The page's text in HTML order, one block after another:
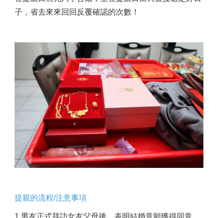
子，省去來來回回反覆確認的次數！
提親的流程/注意事項
1.男友正式拜訪女友父母後，表明結婚意願獲得同意